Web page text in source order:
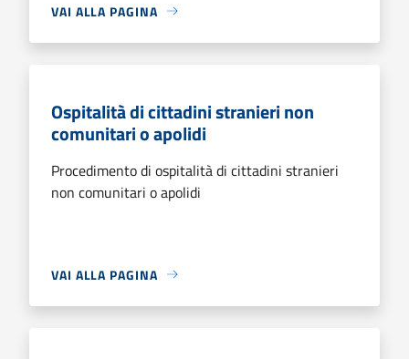
VAI ALLA PAGINA
Ospitalità di cittadini stranieri non
comunitari o apolidi
Procedimento di ospitalità di cittadini stranieri
non comunitari o apolidi
VAI ALLA PAGINA